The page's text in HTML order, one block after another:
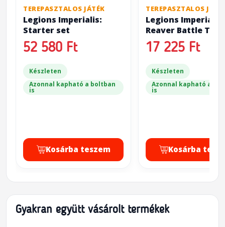
TEREPASZTALOS JÁTÉK
Legions Imperialis:
Starter set
52 580 Ft
Készleten
Azonnal kapható a boltban
is
Kosárba teszem
TEREPASZTALOS
Legions Imperialis:
Reaver Battle
with Melta
Chainfist
17 225 Ft
Készleten
Azonnal kapható a
is
Kosárba
Gyakran együtt vásárolt termékek